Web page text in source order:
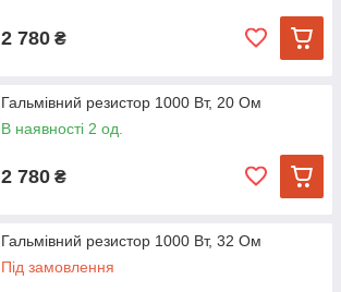
2 780 ₴
Гальмівний резистор 1000 Вт, 20 Ом
В наявності 2 од.
2 780 ₴
Гальмівний резистор 1000 Вт, 32 Ом
Під замовлення